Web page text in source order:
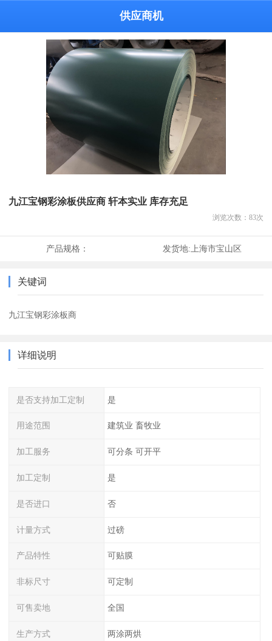
供应商机
九江宝钢彩涂板供应商 轩本实业 库存充足
浏览次数： 83次
产品规格： 发货地:上海市宝山区
关键词
九江宝钢彩涂板商
详细说明
是否支持加工定制 是
用途范围 建筑业 畜牧业
加工服务 可分条 可开平
加工定制 是
是否进口 否
计量方式 过磅
产品特性 可贴膜
非标尺寸 可定制
可售卖地 全国
生产方式 两涂两烘